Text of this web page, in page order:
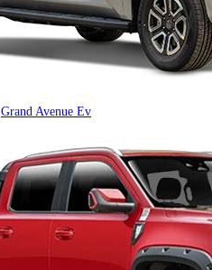
Grand Avenue Ev